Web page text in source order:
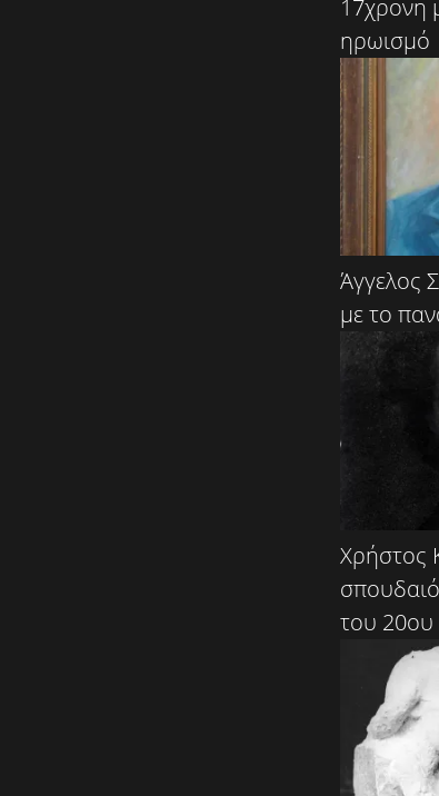
17χρονη
ηρωισμό
Άγγελος
με το
Χρήστος
του 20ου